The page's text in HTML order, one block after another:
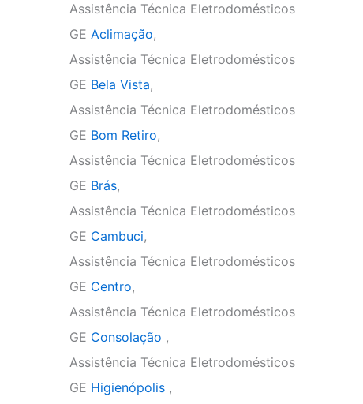
Assistência Técnica Eletrodomésticos
GE Aclimação,
Assistência Técnica Eletrodomésticos
GE Bela Vista,
Assistência Técnica Eletrodomésticos
GE Bom Retiro,
Assistência Técnica Eletrodomésticos
GE Brás,
Assistência Técnica Eletrodomésticos
GE Cambuci,
Assistência Técnica Eletrodomésticos
GE Centro,
Assistência Técnica Eletrodomésticos
GE Consolação ,
Assistência Técnica Eletrodomésticos
GE Higienópolis ,